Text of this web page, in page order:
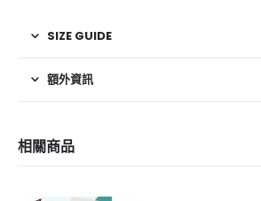
SIZE GUIDE
額外資訊
相關商品